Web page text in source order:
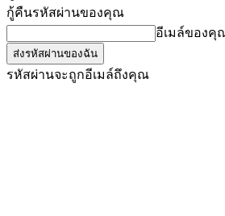
กู้คืนรหัสผ่านของคุณ
อีเมล์ของคุ
รหัสผ่านจะถูกอีเมล์ถึงคุณ